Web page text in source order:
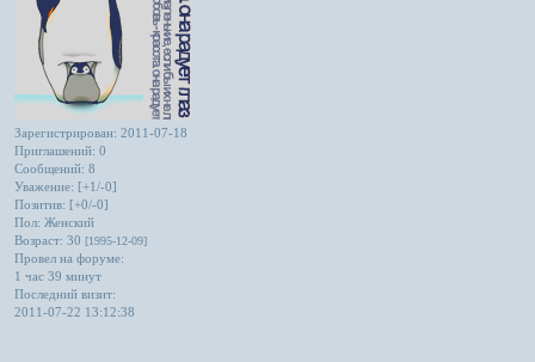
Зарегистрирован: 2011-07-18
Приглашений: 0
Сообщений: 8
Уважение: [+1/-0]
Позитив: [+0/-0]
Пол: Женский
Возраст: 30[1995-12-09]
Провел на форуме:
1 час 39 минут
Последний визит:
2011-07-22 13:12:38